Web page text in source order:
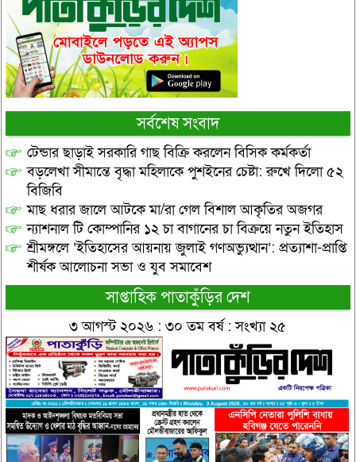
সর্বশেষ সংবাদ
টেন্ডার ছাড়াই সরকারি গাছ বিক্রি করলেন বিসিক কর্মকর্তা
বড়লেখা সীমান্তে বৃদ্ধা মহিলাকে পুশইনের চেষ্টা: রুখে দিলো ৫২
বিজিবি
মাছ ধরার জালে আটকে মা/রা গেল বিশাল আকৃতির অজগর
ন্যাশনাল টি কোম্পানির ১২ চা বাগানের চা বিক্রয়ে নতুন ইতিহাস
শ্রীমঙ্গলে ‘ইতিহাসের আয়নায় জুলাই গণঅভ্যুত্থান’: প্রত্যাশা-প্রাপ্তি
শীর্ষক আলোচনা সভা ও যুব সমাবেশ
সাপ্তাহিক পাতাকুঁড়ির দেশ
৩ আগস্ট ২০২৬ : ৩০ তম বর্ষ : সংখ্যা ২৫